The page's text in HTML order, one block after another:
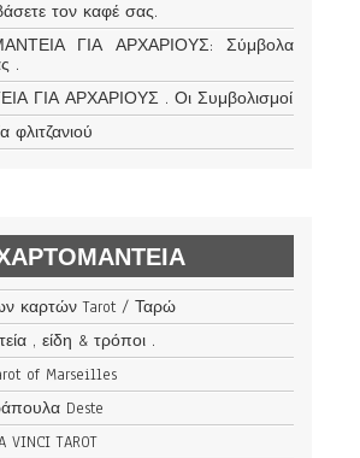
τον καφέ σας.
ΓΙΑ ΑΡΧΑΡΙΟΥΣ: Σύμβολα
.
ΓΙΑ ΑΡΧΑΡΙΟΥΣ . Οι Συμβολισμοί
φλιτζανιού
καρτών Tarot / Ταρώ
, είδη & τρόποι .
of Marseilles
Deste
VINCI TAROT